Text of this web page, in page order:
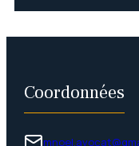
Coordonnées